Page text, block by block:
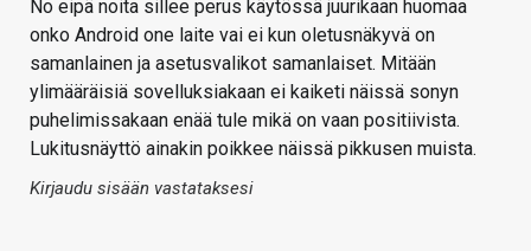
No eipä noita sillee perus käytössä juurikaan huomaa
onko Android one laite vai ei kun oletusnäkyvä on
samanlainen ja asetusvalikot samanlaiset. Mitään
ylimääräisiä sovelluksiakaan ei kaiketi näissä sonyn
puhelimissakaan enää tule mikä on vaan positiivista.
Lukitusnäyttö ainakin poikkee näissä pikkusen muista.
Kirjaudu sisään vastataksesi